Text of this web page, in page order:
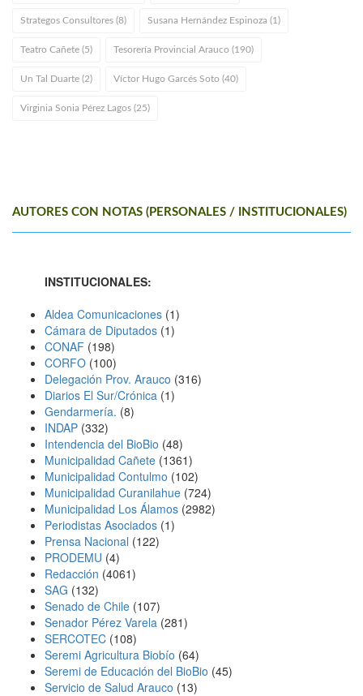
Strategos Consultores (8) Susana Hernández Espinoza (1)
Teatro Cañete (5) Tesorería Provincial Arauco (190)
Un Tal Duarte (2) Víctor Hugo Garcés Soto (40)
Virginia Sonia Pérez Lagos (25)
AUTORES CON NOTAS (PERSONALES / INSTITUCIONALES)
INSTITUCIONALES:
Aldea Comunicaciones (1)
Cámara de Diputados (1)
CONAF (198)
CORFO (100)
Delegación Prov. Arauco (316)
Diarios El Sur/Crónica (1)
Gendarmería. (8)
INDAP (332)
Intendencia del BioBio (48)
Municipalidad Cañete (1361)
Municipalidad Contulmo (102)
Municipalidad Curanilahue (724)
Municipalidad Los Álamos (2982)
Periodistas Asociados (1)
Prensa Nacional (122)
PRODEMU (4)
Redacción (4061)
SAG (132)
Senado de Chile (107)
Senador Pérez Varela (281)
SERCOTEC (108)
Seremi Agricultura Biobío (64)
Seremi de Educación del BioBio (45)
Servicio de Salud Arauco (13)